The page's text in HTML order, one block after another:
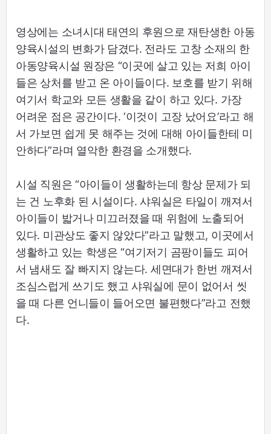
영상에는 소녀시대 태연의 후원으로 재탄생한 아동
양육시설의 변화가 담겼다. 전라도 고창 소재의 한
아동양육시설 원장은 “이곳에 살고 있는 저희 아이
들은 상처를 받고 온 아이들이다. 보호를 받기 위해
여기서 학교와 모든 생활을 같이 하고 있다. 가장
어려운 점은 공간이다. ‘이것이 고장 났어요’라고 해
서 가보면 쉽게 못 해주는 것에 대해 아이들한테 미
안하다”라며 열악한 환경을 소개했다.
시설 직원은 “아이들이 생활하는데 항상 문제가 되
는 건 노후화 된 시설이다. 샤워실은 타일이 깨져서
아이들이 밟거나 미끄러졌을 때 위험에 노출되어
있다. 미관상도 좋지 않았다”라고 말했고, 이곳에서
생활하고 있는 학생은 “여기저기 곰팡이들도 피어
서 냄새도 잘 빠지지 않는다. 세면대가 한번 깨져서
조심스럽게 쓰기도 했고 샤워실에 문이 없어서 씻
을 때 다른 언니들이 들어오면 불편했다”라고 전했
다.